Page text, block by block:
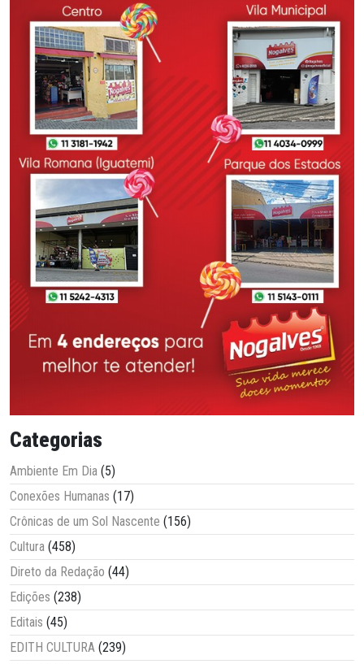
Categorias
Ambiente Em Dia (5)
Conexões Humanas (17)
Crônicas de um Sol Nascente (156)
Cultura (458)
Direto da Redação (44)
Edições (238)
Editais (45)
EDITH CULTURA (239)